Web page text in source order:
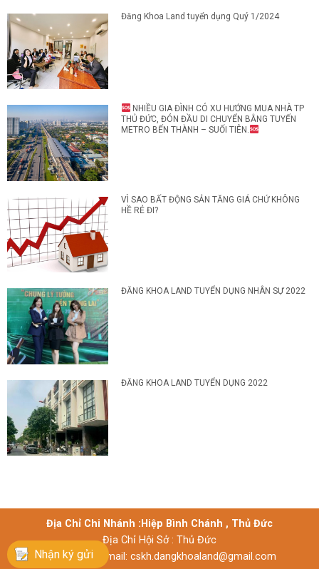
Đăng Khoa Land tuyển dụng Quý 1/2024
NHIỀU GIA ĐÌNH CÓ XU HƯỚNG MUA NHÀ TP
THỦ ĐỨC, ĐÓN ĐẦU DI CHUYỂN BẰNG TUYẾN
METRO BẾN THÀNH – SUỐI TIÊN.
VÌ SAO BẤT ĐỘNG SẢN TĂNG GIÁ CHỨ KHÔNG
HỀ RẺ ĐI?
ĐĂNG KHOA LAND TUYỂN DỤNG NHÂN SỰ 2022
ĐĂNG KHOA LAND TUYỂN DỤNG 2022
Nhận ký gửi
Địa Chỉ Chi Nhánh :Hiệp Bình Chánh , Thủ Đức
Địa Chỉ Hội Sở : Thủ Đức
Địện thoại: | Email: cskh.dangkhoaland@gmail.com